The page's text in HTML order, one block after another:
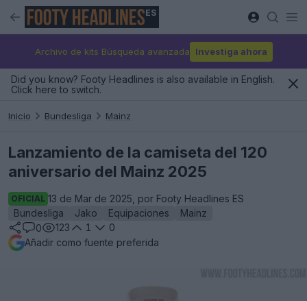
ES
Archivo de kits Búsqueda avanzada Investiga ahora
Did you know? Footy Headlines is also available in English.
Click here to switch.
Inicio Bundesliga Mainz
Lanzamiento de la camiseta del 120
aniversario del Mainz 2025
OFICIAL 13 de Mar de 2025, por Footy Headlines ES
Bundesliga
Jako Equipaciones
Mainz
0
123 1
0
Añadir como fuente preferida